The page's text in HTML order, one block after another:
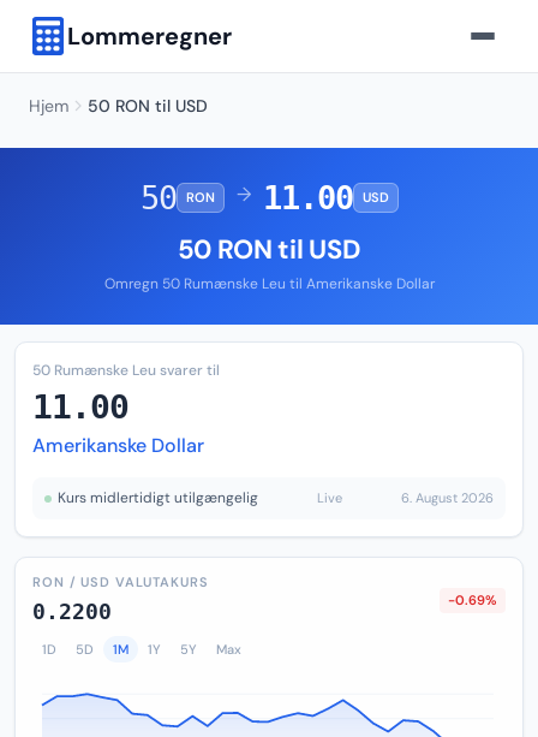
Lommeregner
Hjem 50 RON til USD
50 RON → 11.00 USD
50 RON til USD
Omregn 50 Rumænske Leu til Amerikanske Dollar
50 Rumænske Leu svarer til
11.00
Amerikanske Dollar
Kurs midlertidigt utilgængelig Live 6. August 2026
RON / USD VALUTAKURS
0.2200 -0.69%
1D 5D 1M 1Y 5Y Max